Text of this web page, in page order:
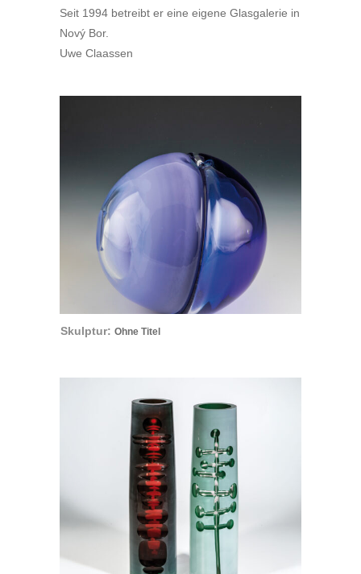
Seit 1994 betreibt er eine eigene Glasgalerie in
Nový Bor.
Uwe Claassen
Skulptur: Ohne Titel